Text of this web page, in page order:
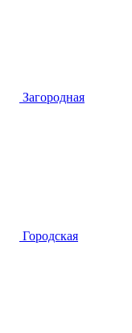
Загородная
Городская